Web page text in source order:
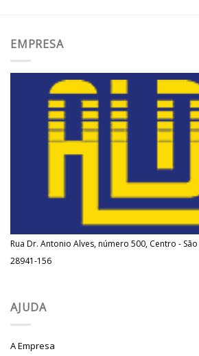
EMPRESA
Rua Dr. Antonio Alves, número 500, Centro -
28941-156
AJUDA
A Empresa